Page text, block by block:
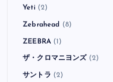
Yeti (2)
Zebrahead (8)
ZEEBRA(1)
ザ・クロマニヨンズ (2)
サントラ (2)